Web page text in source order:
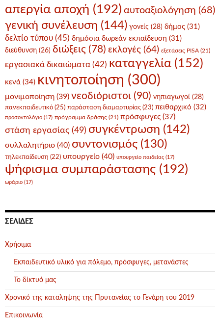
απεργία αποχή (192) αυτοαξιολόγηση (68)
γενική συνέλευση (144) γονείς (28) δήμος (31)
δελτίο τύπου (45) δημόσια δωρεάν εκπαίδευση (31)
διεύθυνση (26) διώξεις (78) εκλογές (64) εξετάσεις PISA (21)
εργασιακά δικαιώματα (42) καταγγελία (152)
κενά (34) κινητοποίηση (300)
μονιμοποίηση (39) νεοδιόριστοι (90) νηπιαγωγοί (28)
πανεκπαιδευτικό (25) παράσταση διαμαρτυρίας (23) πειθαρχικό (32)
προσοντολόγιο (17) πρόγραμμα δράσης (21) πρόσφυγες (37)
στάση εργασίας (49) συγκέντρωση (142)
συλλαλητήριο (40) συντονισμός (130)
τηλεκπαίδευση (22) υπουργείο (40) υπουργείο παιδείας (17)
ψήφισμα συμπαράστασης (192)
ωράριο (17)
ΣΕΛΊΔΕΣ
Χρήσιμα
Εκπαιδευτικό υλικό για πόλεμο, πρόσφυγες, μετανάστες
Το δίκτυό μας
Χρονικό της καταληψης της Πρυτανείας το Γενάρη του 2019
Επικοινωνία